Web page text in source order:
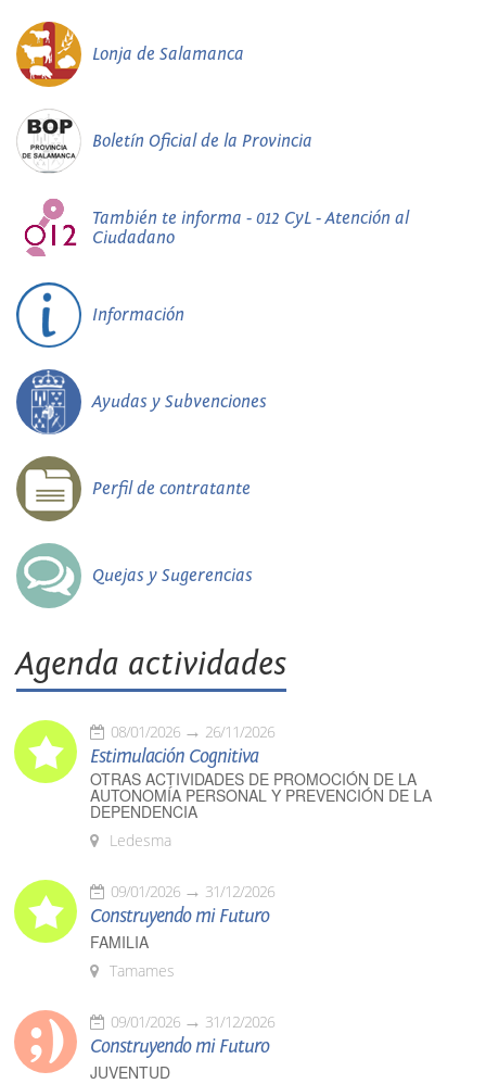
Lonja de Salamanca
Boletín Oficial de la Provincia
También te informa - 012 CyL - Atención al
Ciudadano
Información
Ayudas y Subvenciones
Perfil de contratante
Quejas y Sugerencias
Agenda actividades
08/01/2026 26/11/2026
Estimulación Cognitiva
OTRAS ACTIVIDADES DE PROMOCIÓN DE LA
AUTONOMÍA PERSONAL Y PREVENCIÓN DE LA
DEPENDENCIA
Ledesma
09/01/2026 31/12/2026
Construyendo mi Futuro
FAMILIA
Tamames
09/01/2026 31/12/2026
Construyendo mi Futuro
JUVENTUD